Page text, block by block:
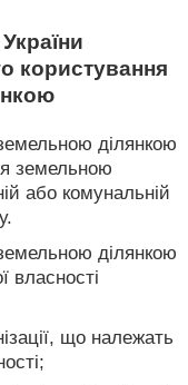
користування
ділянкою
земельною
або комунальній
ділянкою
власності
що належать